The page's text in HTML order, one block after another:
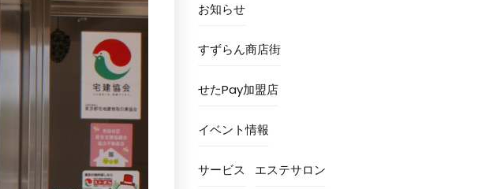
お知らせ
すずらん商店街
せたPay加盟店
イベント情報
サービス エステサロン